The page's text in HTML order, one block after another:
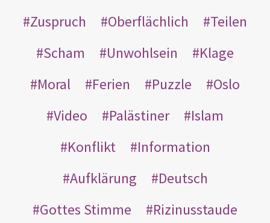
Zuspruch
Oberflächlich
Teilen
Scham
Unwohlsein
Klage
Moral
Ferien Puzzle
Oslo
Video
Palästiner
Islam
Konflikt
Information
Aufklärung
Deutsch
Gottes Stimme
Rizinusstaude